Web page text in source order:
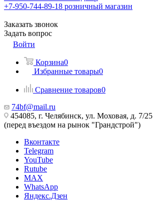
+7-950-744-89-18 розничный магазин
Заказать звонок
Задать вопрос
Войти
Корзина0
Избранные товары0
Сравнение товаров0
74bf@mail.ru
454085, г. Челябинск, ул. Моховая, д. 7/25
(перед въездом на рынок "Грандстрой")
Вконтакте
Telegram
YouTube
Rutube
MAX
WhatsApp
Яндекс.Дзен